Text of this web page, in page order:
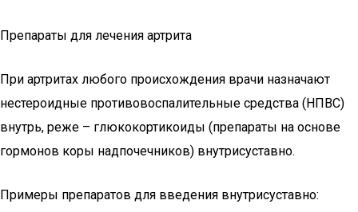
Препараты для лечения артрита
При артритах любого происхождения врачи назначают
нестероидные противовоспалительные средства (НПВС)
внутрь, реже – глюкокортикоиды (препараты на основе
гормонов коры надпочечников) внутрисуставно.
Примеры препаратов для введения внутрисуставно: